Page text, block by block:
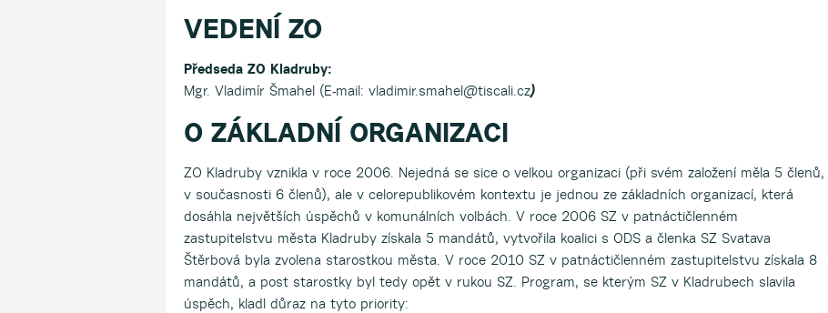
VEDENÍ ZO
Předseda ZO Kladruby:
Mgr. Vladimír Šmahel (E-mail: vladimir.smahel@tiscali.cz)
O ZÁKLADNÍ ORGANIZACI
ZO Kladruby vznikla v roce 2006. Nejedná se sice o velkou organizaci (při svém založení měla 5 členů,
v současnosti 6 členů), ale v celorepublikovém kontextu je jednou ze základních organizací, která
dosáhla největších úspěchů v komunálních volbách. V roce 2006 SZ v patnáctičlenném
zastupitelstvu města Kladruby získala 5 mandátů, vytvořila koalici s ODS a členka SZ Svatava
Štěrbová byla zvolena starostkou města. V roce 2010 SZ v patnáctičlenném zastupitelstvu získala 8
mandátů, a post starostky byl tedy opět v rukou SZ. Program, se kterým SZ v Kladrubech slavila
úspěch, kladl důraz na tyto priority: